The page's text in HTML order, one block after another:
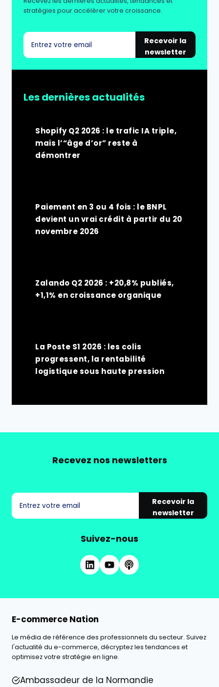
stratégies pour accélérer votre croissance.
Recevoir la
newsletter
Les dernières actualités
Shopify Q2 2026 : le trafic IA triple,
mais l’“âge d’or” reste à
démontrer
Paiement en 3 ou 4 fois : le BNPL
devient un vrai crédit à partir du 20
novembre 2026
Zalando Q2 2026 : +20,8% publiés,
+1,1% en croissance organique
La Poste S1 2026 : les colis
progressent, la rentabilité
logistique sous haute pression
Recevez nos newsletters
Recevoir la
newsletter
Suivez-nous
E-commerce Nation
Le média de référence des professionnels du secteur. Suivez
l'actualité du e-commerce, décryptez les tendances et
optimisez votre stratégie en ligne.
Ambassadeur de la Normandie